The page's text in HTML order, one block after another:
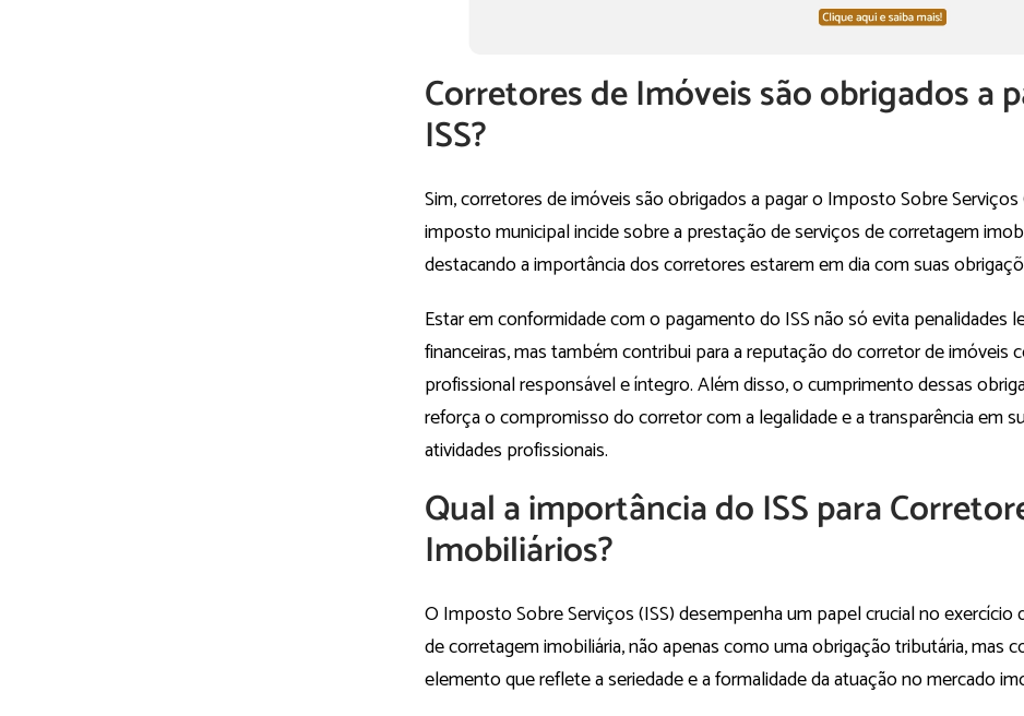
Corretores de Imóveis são obrigados a
ISS?
Sim, corretores de imóveis são obrigados a pagar o Imposto Sobre Serviços
imposto municipal incide sobre a prestação de serviços de corretagem
destacando a importância dos corretores estarem em dia com suas
Estar em conformidade com o pagamento do ISS não só evita penalidades
financeiras, mas também contribui para a reputação do corretor de imóveis
profissional responsável e íntegro. Além disso, o cumprimento dessas
reforça o compromisso do corretor com a legalidade e a transparência em
atividades profissionais.
Qual a importância do ISS para
Imobiliários?
O Imposto Sobre Serviços (ISS) desempenha um papel crucial no exercício
de corretagem imobiliária, não apenas como uma obrigação tributária, mas
elemento que reflete a seriedade e a formalidade da atuação no mercado